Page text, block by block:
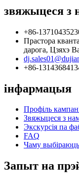
звяжыцеся з
+86-
Прастора
дарога, Цзяхэ
+86-
інфармацыя
Профіль
Звяжыцеся з
Экскурсія па
FAQ
Чаму
Запыт на